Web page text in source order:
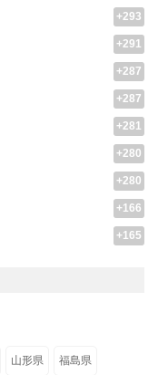
+293
+291
+287
+287
+281
+280
+280
+166
+165
山形県 福島県